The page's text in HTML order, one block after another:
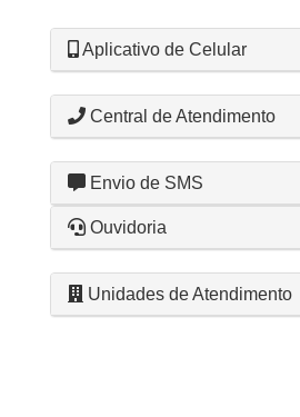
Aplicativo de Celular
Central de Atendimento
Envio de SMS
Ouvidoria
Unidades de Atendimento